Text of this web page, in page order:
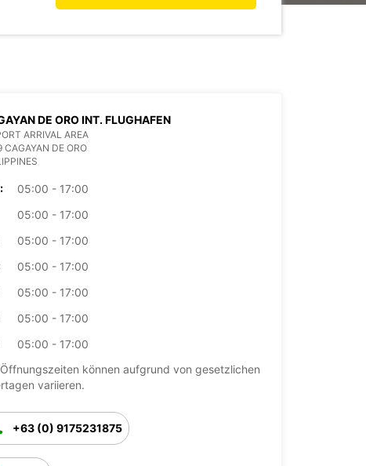
DE ORO INT. FLUGHAFEN
ARRIVAL AREA
CAGAYAN DE ORO
05:00 - 17:00
05:00 - 17:00
05:00 - 17:00
05:00 - 17:00
05:00 - 17:00
05:00 - 17:00
05:00 - 17:00
können aufgrund von gesetzlichen
variieren.
+63 (0) 9175231875